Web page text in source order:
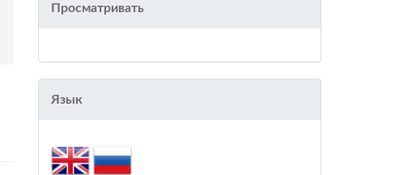
Просматривать
Язык